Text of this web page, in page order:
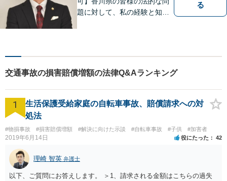
題に対して、私の経験と知識
い。少しでもお役に立てるよ
う全力でサポートいたしま
す。
る
交通事故の損害賠償増額の法律Q&Aランキング
1
生活保護受給家庭の自転車事故、賠償請求への対
処法
#物損事故 #損害賠償増額 #解決に向けた示談 #自転車事故 #子供 #加害者
2019年6月14日 役にたった 42
理崎 智英 弁護士
以下、ご質問にお答えします。 ＞1、請求される金額はこちらの過失